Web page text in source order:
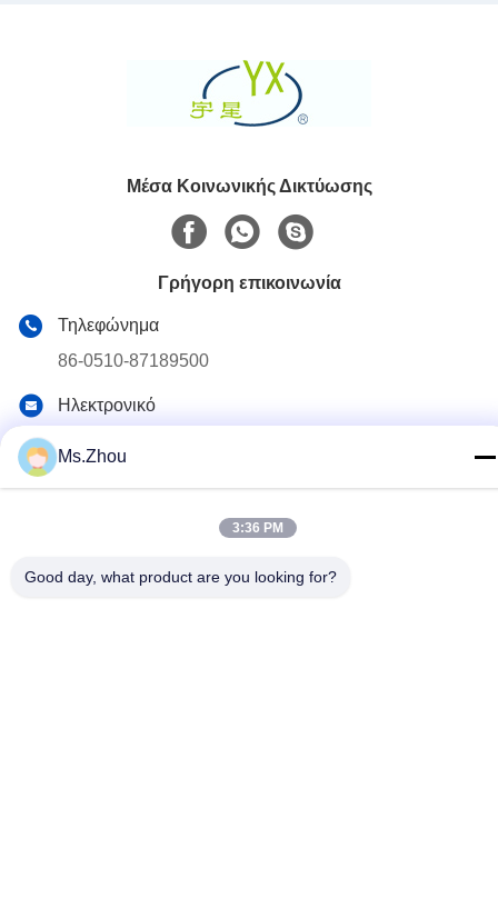
Μέσα Κοινωνικής Δικτύωσης
Γρήγορη επικοινωνία
Τηλεφώνημα
86-0510-87189500
Ηλεκτρονικό
Πολιτική απορρήτου|Sitemap
Ms.Zhou
3:36 PM
Good day, what product are you looking for?